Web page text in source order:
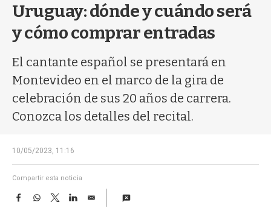
Uruguay: dónde y cuándo será
y cómo comprar entradas
El cantante español se presentará en
Montevideo en el marco de la gira de
celebración de sus 20 años de carrera.
Conozca los detalles del recital.
10/05/2023, 11:16
Compartir esta noticia
F
W
T
w
L
E